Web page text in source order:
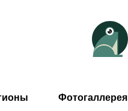
Фотогаллерея